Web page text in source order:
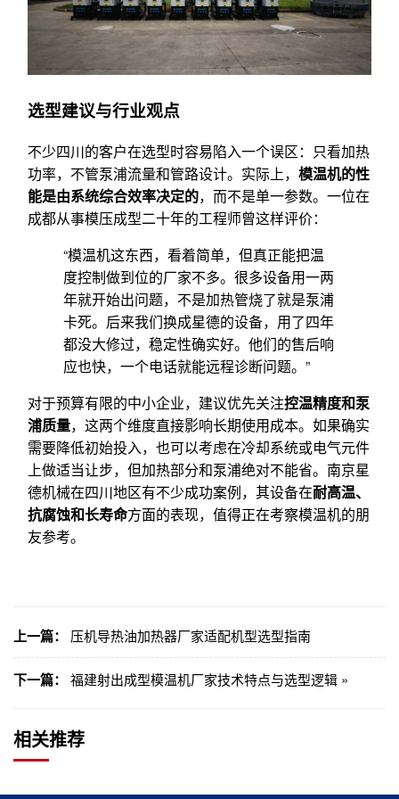
选型建议与行业观点
不少四川的客户在选型时容易陷入一个误区：只看加热
功率，不管泵浦流量和管路设计。实际上， 模温机的性
能是由系统综合效率决定的，而不是单一参数。一位在
成都从事模压成型二十年的工程师曾这样评价：
“模温机这东西，看着简单，但真正能把温
度控制做到位的厂家不多。很多设备用一两
年就开始出问题，不是加热管烧了就是泵浦
卡死。后来我们换成星德的设备，用了四年
都没大修过，稳定性确实好。他们的售后响
应也快，一个电话就能远程诊断问题。”
对于预算有限的中小企业，建议优先关注控温精度和泵
浦质量，这两个维度直接影响长期使用成本。如果确实
需要降低初始投入，也可以考虑在冷却系统或电气元件
上做适当让步，但加热部分和泵浦绝对不能省。南京星
德机械在四川地区有不少成功案例，其设备在耐高温、
抗腐蚀和长寿命方面的表现，值得正在考察模温机的朋
友参考。
上一篇： 压机导热油加热器厂家适配机型选型指南
下一篇： 福建射出成型模温机厂家技术特点与选型逻辑 »
相关推荐